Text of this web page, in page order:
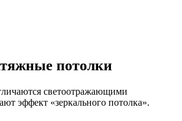
потолки
светоотражающими
эффект «зеркального потолка».